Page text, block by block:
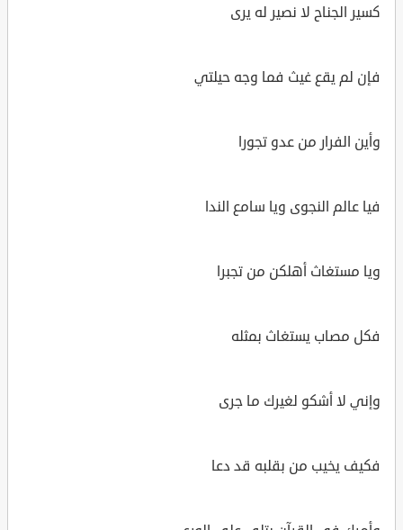
كسير الجناح لا نصير له يرى
فإن لم يقع غيث فما وجه حيلتي
وأين الفرار من عدو تجورا
فيا عالم النجوى ويا سامع الندا
ويا مستغاث أهلكن من تجبرا
فكل مصاب يستغاث بمثله
وإني لا أشكو لغيرك ما جرى
فكيف يخيب من بقلبه قد دعا